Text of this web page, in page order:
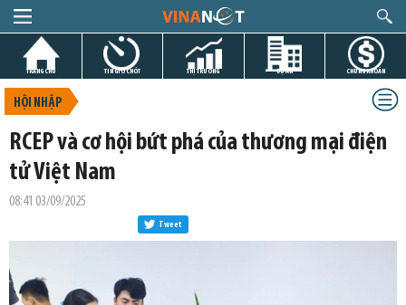
TRANG CHỦ TIN GIỜ CHÓT THỊ TRƯỜNG DỰ ÁN CHỨNG KHOÁN
HỘI NHẬP
RCEP và cơ hội bứt phá của thương mại điện
tử Việt Nam
08:41 03/09/2025
Tweet